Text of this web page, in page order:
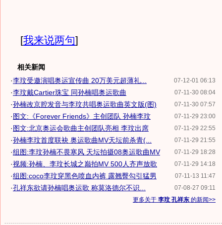
[我来说两句]
相关新闻
07-12-01 06:13
·李玟受邀演唱奥运宣传曲 20万美元超薄礼...
07-11-30 08:04
·李玟戴Cartier珠宝 同孙楠唱奥运歌曲
07-11-30 07:57
·孙楠改京腔发音与李玟共唱奥运歌曲英文版(图)
07-11-29 23:00
·图文:《Forever Friends》主创团队 孙楠李玟
07-11-29 22:55
·图文:北京奥运会歌曲主创团队亮相 李玟出席
07-11-29 21:55
·孙楠李玟首度联袂 奥运歌曲MV天坛前杀青(...
07-11-29 18:28
·组图:李玟孙楠不畏寒风 天坛拍摄08奥运歌曲MV
07-11-29 14:18
·视频:孙楠、李玟长城之巅拍MV 500人齐声放歌
07-11-13 11:47
·组图:coco李玟穿黑色喷血内裤 露翘臀勾引猛男
07-08-27 09:11
·孔祥东欲请孙楠唱奥运歌 称莫洛德尔不识...
更多关于 李玟 孔祥东 的新闻>>